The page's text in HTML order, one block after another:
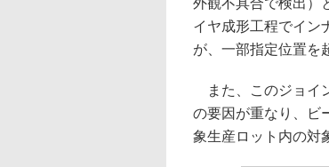
外観不具合で検出）
イヤ成形工程でイン
が、一部指定位置を
また、このジョイ
の要因が重なり、ビ
象生産ロット内の対